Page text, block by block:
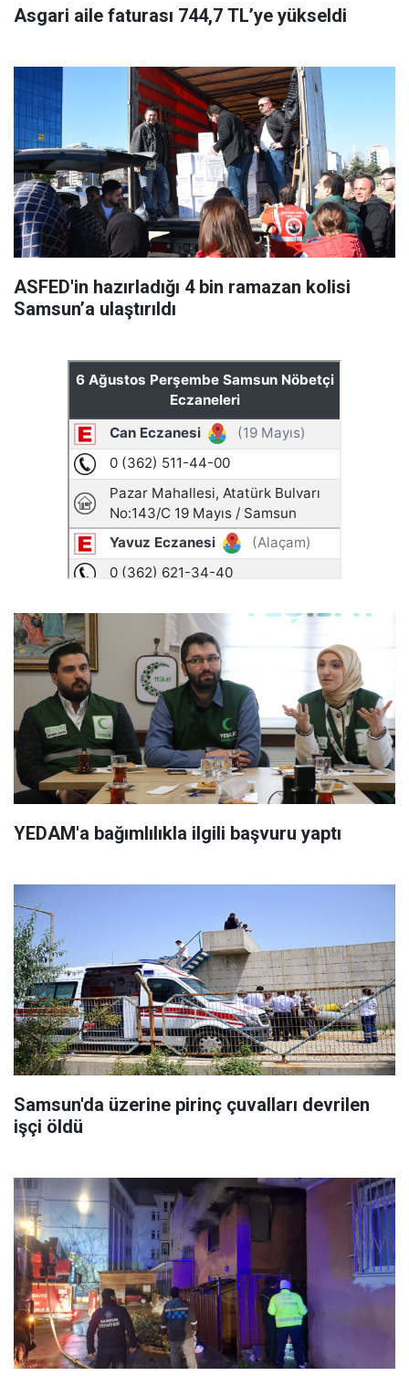
Asgari aile faturası 744,7 TL’ye yükseldi
ASFED'in hazırladığı 4 bin ramazan kolisi
Samsun’a ulaştırıldı
YEDAM'a bağımlılıkla ilgili başvuru yaptı
Samsun'da üzerine pirinç çuvalları devrilen
işçi öldü